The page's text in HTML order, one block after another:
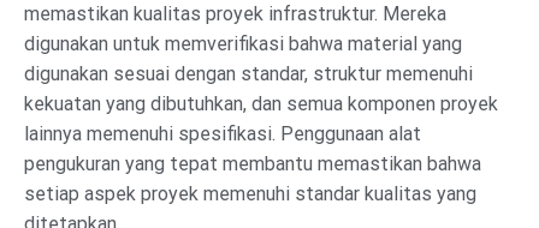
memastikan kualitas proyek infrastruktur. Mereka
digunakan untuk memverifikasi bahwa material yang
digunakan sesuai dengan standar, struktur memenuhi
kekuatan yang dibutuhkan, dan semua komponen proyek
lainnya memenuhi spesifikasi. Penggunaan alat
pengukuran yang tepat membantu memastikan bahwa
setiap aspek proyek memenuhi standar kualitas yang